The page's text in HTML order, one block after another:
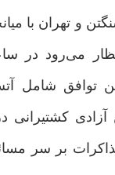
و تهران با
می‌رود در
توافق شامل
آزادی
بر سر